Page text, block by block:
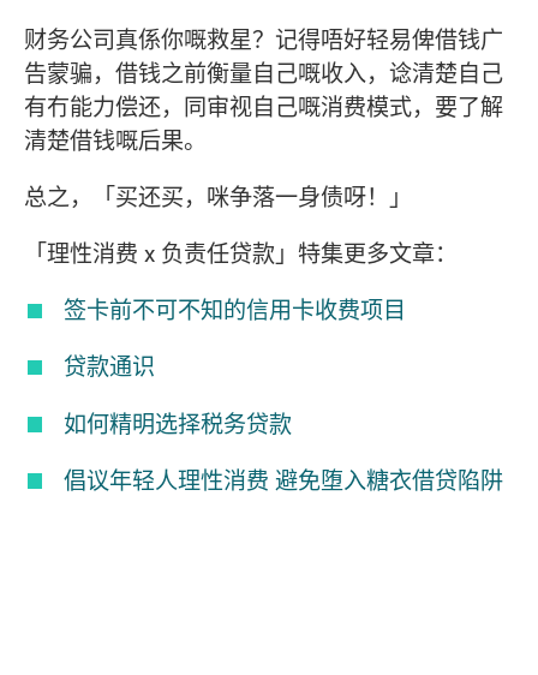
财务公司真係你嘅救星？记得唔好轻易俾借钱广
告蒙骗，借钱之前衡量自己嘅收入，谂清楚自己
有冇能力偿还，同审视自己嘅消费模式，要了解
清楚借钱嘅后果。
总之，「买还买，咪争落一身债呀！」
「理性消费 x 负责任贷款」特集更多文章：
签卡前不可不知的信用卡收费项目
贷款通识
如何精明选择税务贷款
倡议年轻人理性消费 避免堕入糖衣借贷陷阱